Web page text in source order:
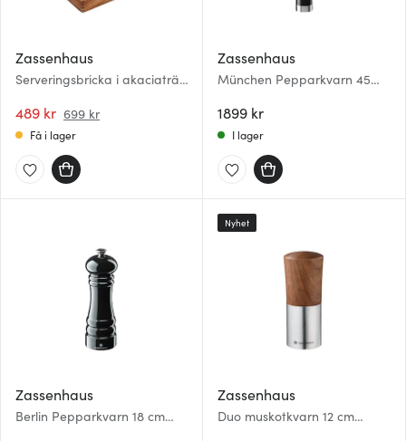
Zassenhaus
Serveringsbricka i akaciaträ
489 kr 699 kr
Få i lager
Zassenhaus
München Pepparkvarn 45
1899 kr
I lager
Zassenhaus
Berlin Pepparkvarn 18 cm
Zassenhaus
Duo muskotkvarn 12 cm
Nyhet